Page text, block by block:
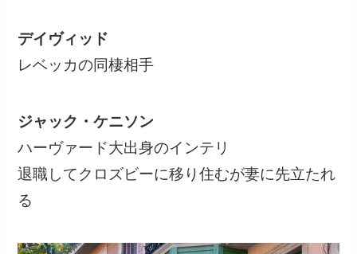
デイヴィッド
レベッカの同棲相手
ジャック・ケニソン
ハーヴァード大出身のインテリ
退職してクロズビーに移り住むが妻に先立たれ
る